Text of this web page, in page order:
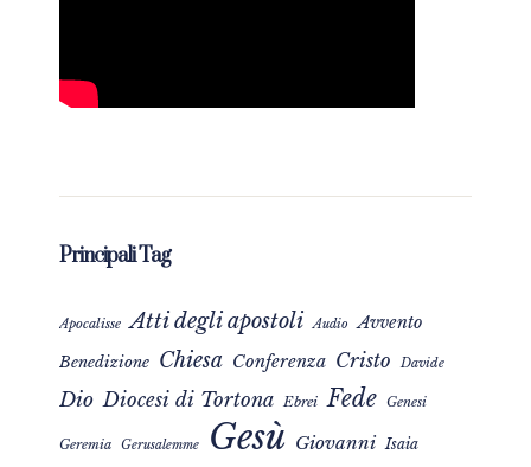
Principali Tag
Apocalisse Atti degli apostoli Audio Avvento
Benedizione Chiesa Conferenza Cristo Davide
Dio Diocesi di Tortona Ebrei Fede Genesi
Geremia Gerusalemme Gesù Giovanni Isaia